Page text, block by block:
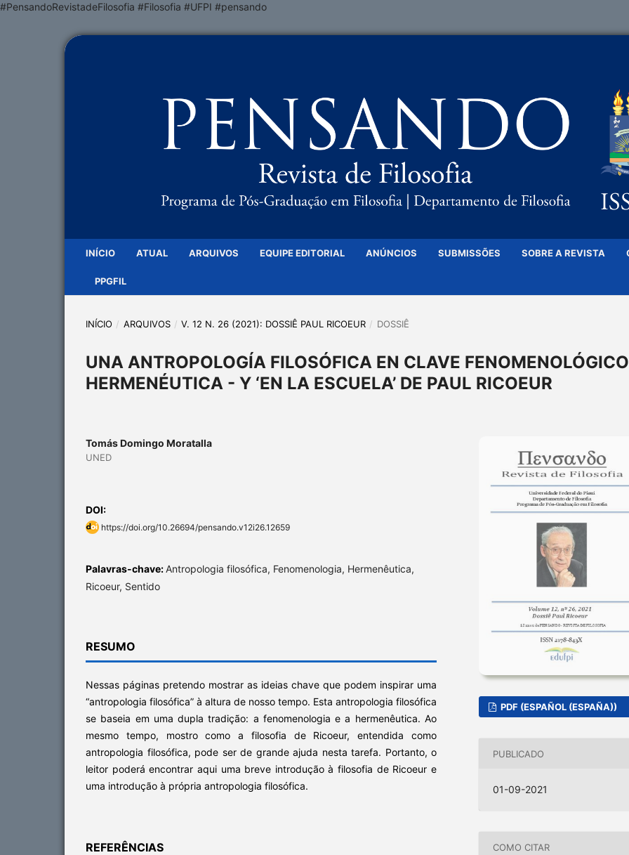
#PensandoRevistadeFilosofia #Filosofia #UFPI #pensando
INÍCIO ATUAL ARQUIVOS EQUIPE EDITORIAL ANÚNCIOS SUBMISSÕES SOBRE A REVISTA
PPGFIL
INÍCIO / ARQUIVOS / V. 12 N. 26 (2021): DOSSIÊ PAUL RICOEUR / DOSSIÊ
UNA ANTROPOLOGÍA FILOSÓFICA EN CLAVE
HERMENÉUTICA - Y ‘EN LA ESCUELA’ DE PAUL RICOEUR
Tomás Domingo Moratalla
UNED
DOI:
https://doi.org/10.26694/pensando.v12i26.12659
Palavras-chave:Antropologia filosófica, Fenomenologia, Hermenêutica,
Ricoeur, Sentido
RESUMO
Nessas páginas pretendo mostrar as ideias chave que podem inspirar uma
“antropologia filosófica” à altura de nosso tempo. Esta antropologia filosófica
se baseia em uma dupla tradição: a fenomenologia e a hermenêutica. Ao
mesmo tempo, mostro como a filosofia de Ricoeur, entendida como
antropologia filosófica, pode ser de grande ajuda nesta tarefa. Portanto, o
leitor poderá encontrar aqui uma breve introdução à filosofia de Ricoeur e
uma introdução à própria antropologia filosófica.
REFERÊNCIAS
PDF (ESPAÑOL (ESPAÑA))
PUBLICADO
01-09-2021
COMO CITAR